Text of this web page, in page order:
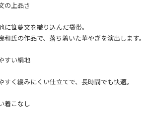
の上品さ
に笹蔓文を織り込んだ袋帯。
和氏の作品で、落ち着いた華やぎを演出します。
すい絹地
すく緩みにくい仕立てで、長時間でも快適。
着こなし